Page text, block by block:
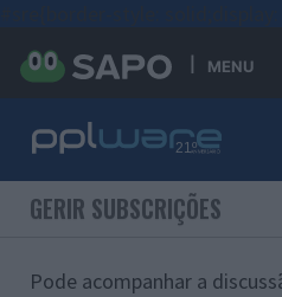
MENU
GERIR SUBSCRIÇÕES
Pode acompanhar a